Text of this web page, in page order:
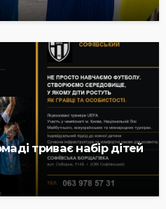
триває набір дітей